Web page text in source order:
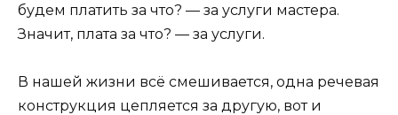
будем платить за что? — за услуги мастера.
Значит, плата за что? — за услуги.
В нашей жизни всё смешивается, одна речевая
конструкция цепляется за другую, вот и